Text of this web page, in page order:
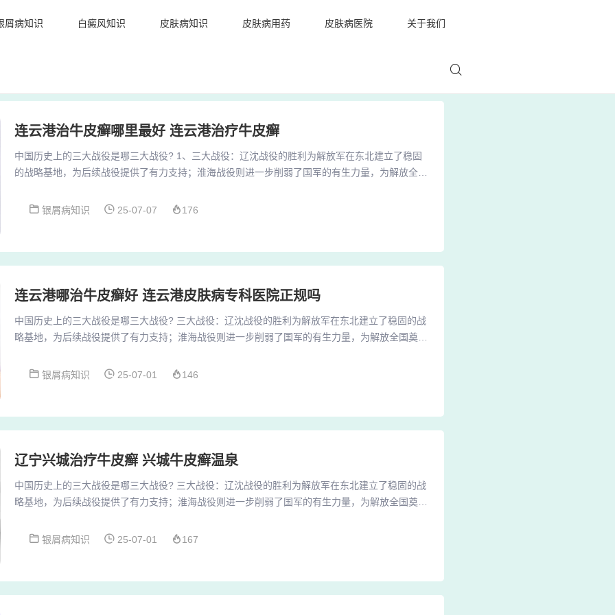
屑病知识 白癜风知识 皮肤病知识 皮肤病用药 皮肤病医院 关于我们
连云港治牛皮癣哪里最好 连云港治疗牛皮癣
中国历史上的三大战役是哪三大战役? 1、三大战役：辽沈战役的胜利为解放军在东北建立了稳固
的战略基地，为后续战役提供了有力支持；淮海战役则进一步削弱了国军的有生力量，为解放全国
大战役是指辽沈战役、淮海战役、平津战役。辽沈战役：发生在1948年9月12日至11月2日，是中
银屑病知识 25-07-07 176
连云港哪治牛皮癣好 连云港皮肤病专科医院正规吗
中国历史上的三大战役是哪三大战役? 三大战役：辽沈战役的胜利为解放军在东北建立了稳固的战
略基地，为后续战役提供了有力支持；淮海战役则进一步削弱了国军的有生力量，为解放全国奠定
指辽沈战役、淮海战役、平津战役。辽沈战役：发生在1948年9月12日至11月2日，是中国人民解
银屑病知识 25-07-01 146
辽宁兴城治疗牛皮癣 兴城牛皮癣温泉
中国历史上的三大战役是哪三大战役? 三大战役：辽沈战役的胜利为解放军在东北建立了稳固的战
略基地，为后续战役提供了有力支持；淮海战役则进一步削弱了国军的有生力量，为解放全国奠定
指辽沈战役、淮海战役、平津战役。辽沈战役：发生在1948年9月12日至11月2日，是中国人民解
银屑病知识 25-07-01 167